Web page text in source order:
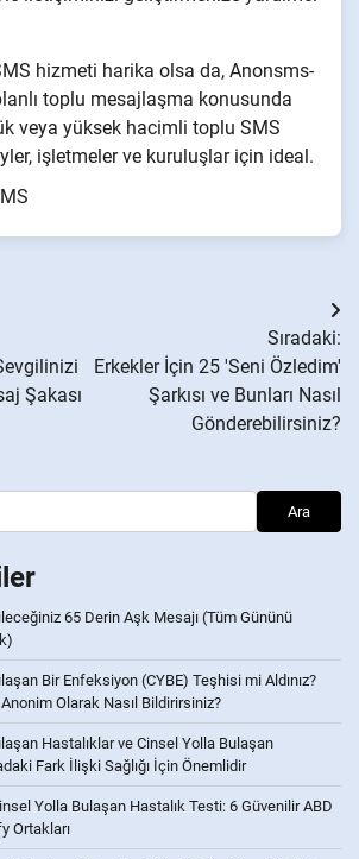
hizmeti harika olsa da, Anonsms-
toplu mesajlaşma konusunda
veya yüksek hacimli toplu SMS
işletmeler ve kuruluşlar için ideal.
Şakası
Sıradaki:
Erkekler İçin 25 'Seni Özledim'
Şarkısı ve Bunları Nasıl
Gönderebilirsiniz?
Ara
65 Derin Aşk Mesajı (Tüm Gününü
Bir Enfeksiyon (CYBE) Teşhisi mi Aldınız?
Olarak Nasıl Bildirirsiniz?
Hastalıklar ve Cinsel Yolla Bulaşan
Fark İlişki Sağlığı İçin Önemlidir
Yolla Bulaşan Hastalık Testi: 6 Güvenilir ABD
Ortakları